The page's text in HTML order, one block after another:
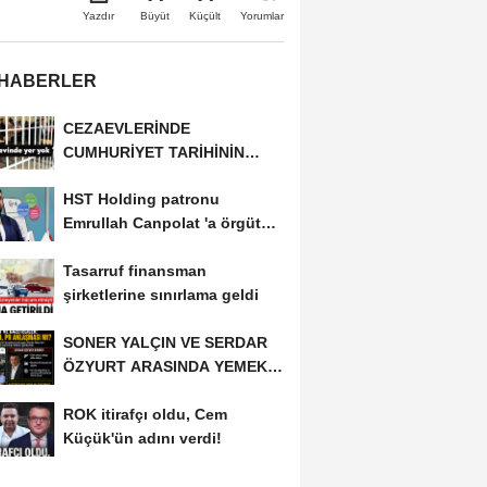
Yazdır Büyüt Küçült Yorumlar
CEZAEVLERİNDE
CUMHURİYET TARİHİNİN
KİŞİ...
HST Holding patronu
Emrullah Canpolat 'a örgüt
Tasarruf finansman
şirketlerine sınırlama geldi
SONER YALÇIN VE SERDAR
ÖZYURT ARASINDA YEMEK
ROK itirafçı oldu, Cem
Küçük'ün adını verdi!